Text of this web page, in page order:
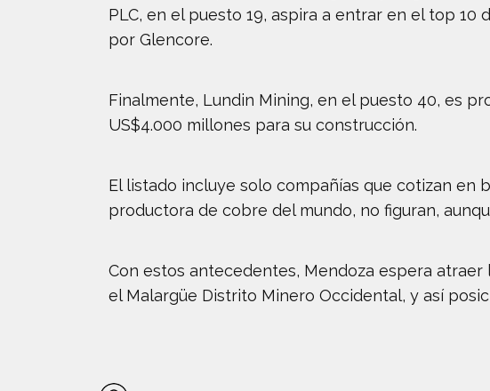
PLC, en el puesto 19, aspira a entrar en el top
por Glencore.
Finalmente, Lundin Mining, en el puesto 40, es
US$4.000 millones para su construcción.
El listado incluye solo compañías que cotizan
productora de cobre del mundo, no figuran,
Con estos antecedentes, Mendoza espera
el Malargüe Distrito Minero Occidental, y así